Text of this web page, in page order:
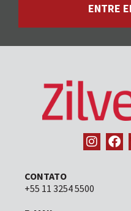
ENTRE
CONTATO
+55 11 3254 5500